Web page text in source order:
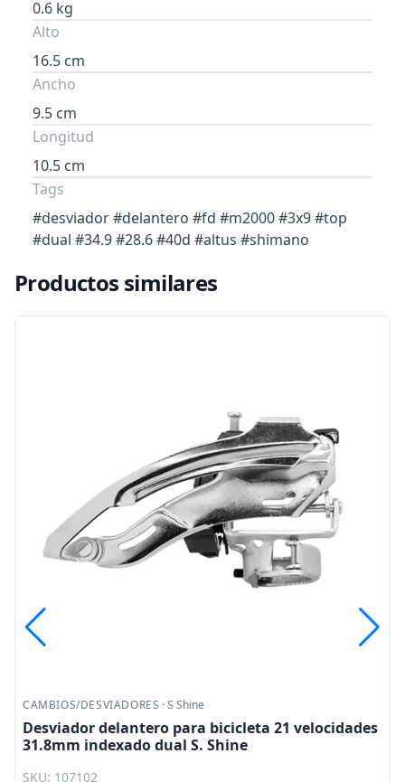
0.6 kg
Alto
16.5 cm
Ancho
9.5 cm
Longitud
10.5 cm
Tags
#desviador #delantero #fd #m2000 #3x9 #top
#dual #34.9 #28.6 #40d #altus #shimano
Productos similares
CAMBIOS/DESVIADORES ·S Shine
Desviador delantero para bicicleta 21 velocidades
31.8mm indexado dual S. Shine
SKU: 107102